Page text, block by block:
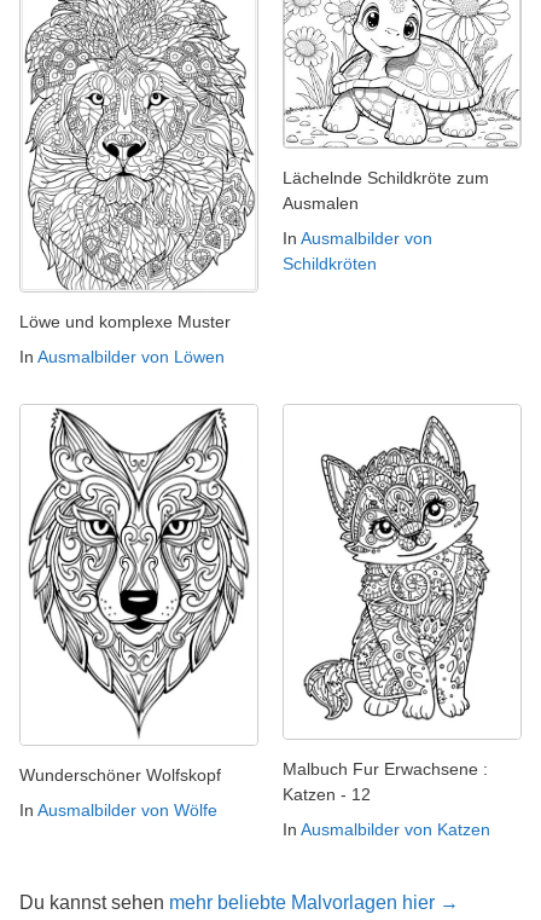
Löwe und komplexe Muster
In Ausmalbilder von Löwen
Lächelnde Schildkröte zum
Ausmalen
In Ausmalbilder von
Schildkröten
Wunderschöner Wolfskopf
In Ausmalbilder von Wölfe
Malbuch Fur Erwachsene :
Katzen - 12
In Ausmalbilder von Katzen
Du kannst sehen mehr beliebte Malvorlagen hier →